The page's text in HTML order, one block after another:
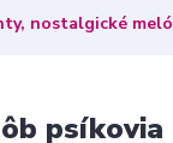
nostalgické